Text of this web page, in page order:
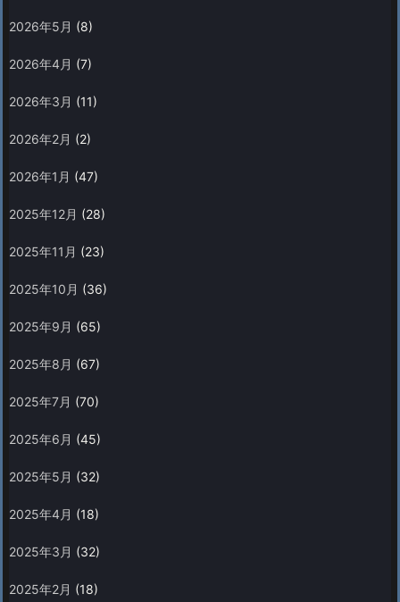
2026年5月 (8)
2026年4月 (7)
2026年3月 (11)
2026年2月 (2)
2026年1月 (47)
2025年12月 (28)
2025年11月 (23)
2025年10月 (36)
2025年9月 (65)
2025年8月 (67)
2025年7月 (70)
2025年6月 (45)
2025年5月 (32)
2025年4月 (18)
2025年3月 (32)
2025年2月 (18)